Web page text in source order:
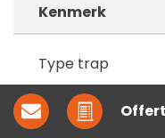
Kenmerk
Type trap